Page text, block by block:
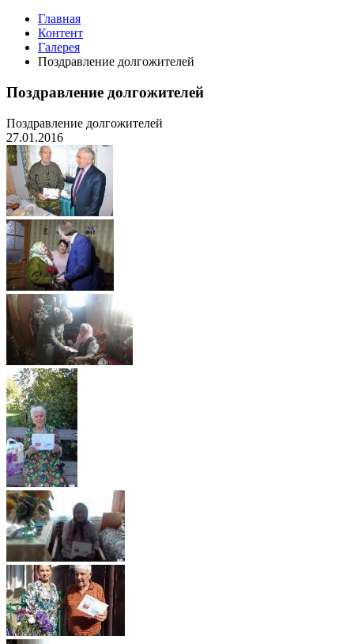
Главная
Контент
Галерея
Поздравление долгожителей
Поздравление долгожителей
Поздравление долгожителей
27.01.2016